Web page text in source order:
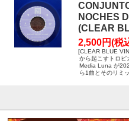
NOCHES
(CLEAR
2,500円(税
[CLEAR BLUE
から起こすトロピ
Media Luna が
ら1曲とそのリミ